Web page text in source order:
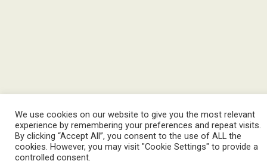
We use cookies on our website to give you the most relevant
experience by remembering your preferences and repeat visits.
By clicking “Accept All”, you consent to the use of ALL the
cookies. However, you may visit "Cookie Settings" to provide a
controlled consent.